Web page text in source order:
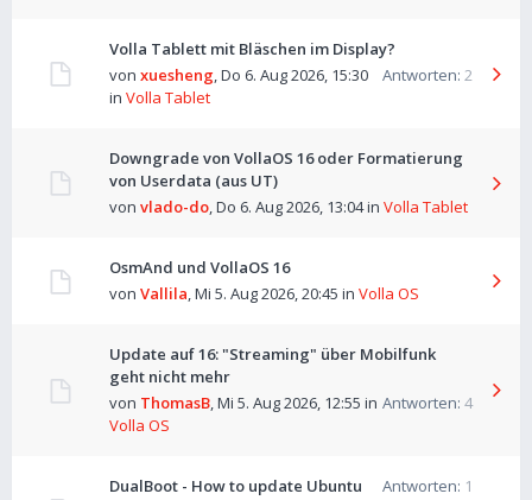
Volla Tablett mit Bläschen im Display?
Antworten: 2
von xuesheng,Do 6. Aug 2026, 15:30
in Volla Tablet
Downgrade von VollaOS 16 oder Formatierung
von Userdata (aus UT)
von vlado-do,Do 6. Aug 2026, 13:04in Volla Tablet
OsmAnd und VollaOS 16
von Vallila,Mi 5. Aug 2026, 20:45 in Volla OS
Update auf 16: "Streaming" über Mobilfunk
geht nicht mehr
Antworten: 4
von ThomasB,Mi 5. Aug 2026, 12:55 in
Volla OS
DualBoot - How to update Ubuntu Antworten: 1